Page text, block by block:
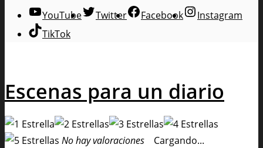
YouTube Twitter Facebook
Instagram
TikTok
Escenas para un diario
No hay valoraciones
Cargando...